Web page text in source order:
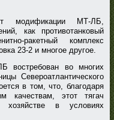
модификации МТ-ЛБ,
как противотанковый
ракетный комплекс
23-2 и многое другое.
востребован во многих
Североатлантического
в том, что, благодаря
качествам, этот тягач
в условиях